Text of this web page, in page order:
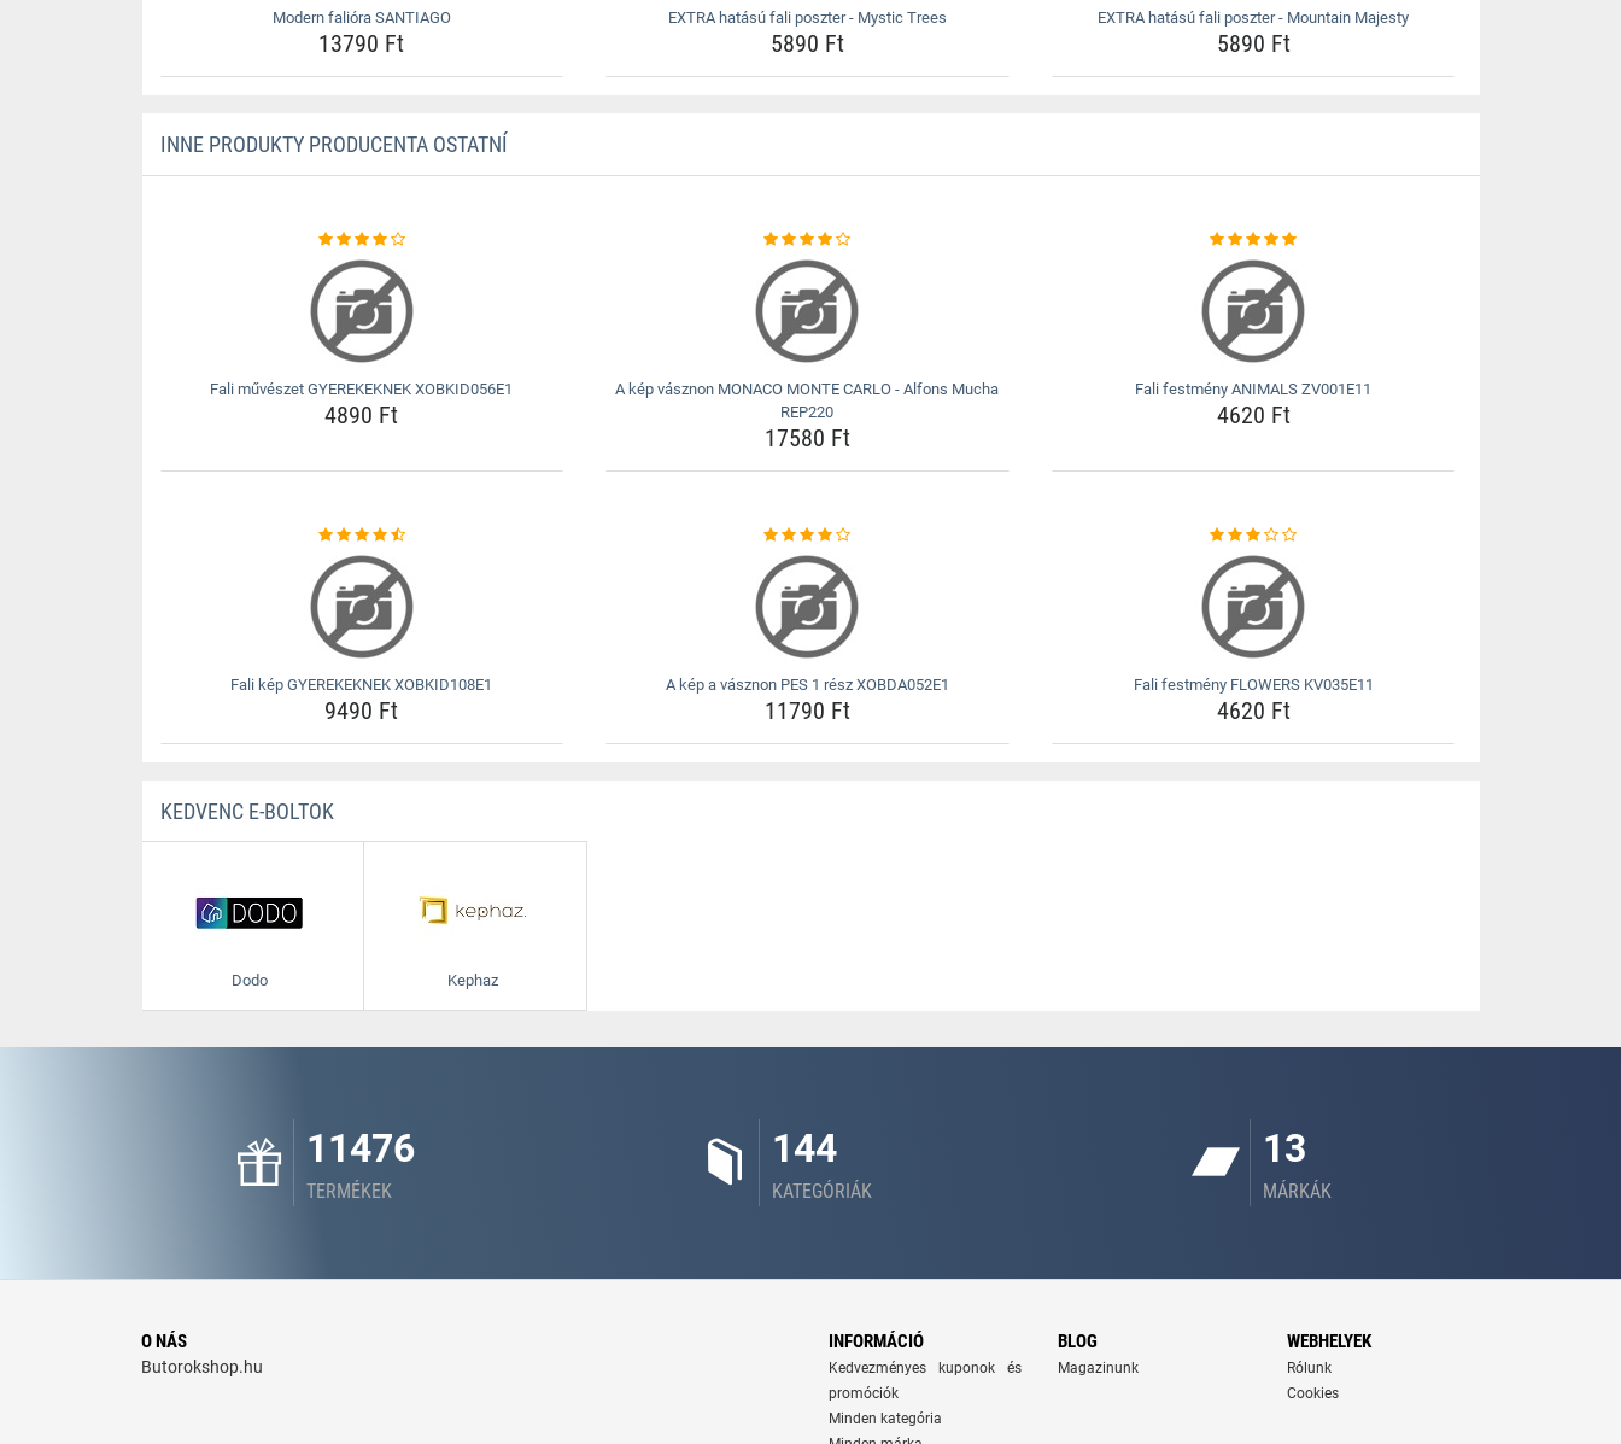
Modern falióra SANTIAGO
13790 Ft
EXTRA hatású fali poszter - Mystic Trees
5890 Ft
EXTRA hatású fali poszter - Mountain Majesty
5890 Ft
INNE PRODUKTY PRODUCENTA OSTATNÍ
Fali művészet GYEREKEKNEK XOBKID056E1
4890 Ft
A kép vásznon MONACO MONTE CARLO - Alfons Mucha
REP220
17580 Ft
Fali festmény ANIMALS ZV001E11
4620 Ft
Fali kép GYEREKEKNEK XOBKID108E1
9490 Ft
A kép a vásznon PES 1 rész XOBDA052E1
11790 Ft
Fali festmény FLOWERS KV035E11
4620 Ft
KEDVENC E-BOLTOK
Dodo Kephaz
11476
TERMÉKEK
144
KATEGÓRIÁK
13
MÁRKÁK
O NÁS
Butorokshop.hu
INFORMÁCIÓ
Kedvezményes kuponok és
promóciók
Minden kategória
BLOG
Magazinunk
WEBHELYEK
Rólunk
Cookies